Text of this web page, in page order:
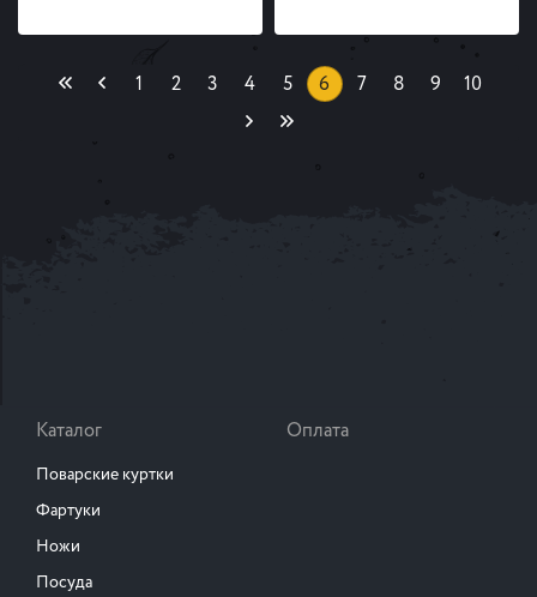
1 2 3 4 5 6 (current)
7 8 9 10
Каталог
Поварские куртки
Фартуки
Ножи
Посуда
Оплата